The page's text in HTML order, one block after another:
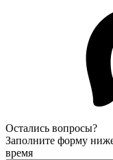
Остались вопросы?
Заполните форму
время